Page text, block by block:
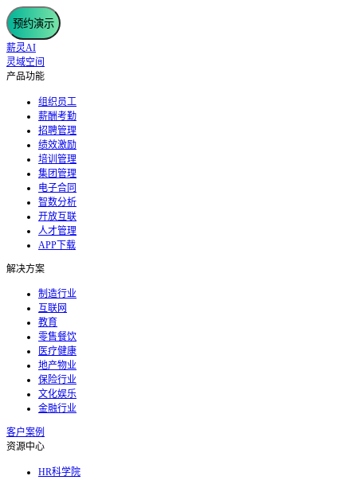
预约演示
薪灵AI
灵域空间
产品功能
组织员工
薪酬考勤
招聘管理
绩效激励
培训管理
集团管理
电子合同
智数分析
开放互联
人才管理
APP下载
解决方案
制造行业
互联网
教育
零售餐饮
医疗健康
地产物业
保险行业
文化娱乐
金融行业
客户案例
资源中心
HR科学院